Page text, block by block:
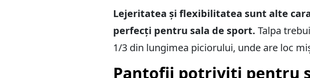
Lejeritatea și flexibilitatea sunt alte
perfecți pentru sala de sport. Talpa
1/3 din lungimea piciorului, unde are loc
Pantofii potriviți pentru